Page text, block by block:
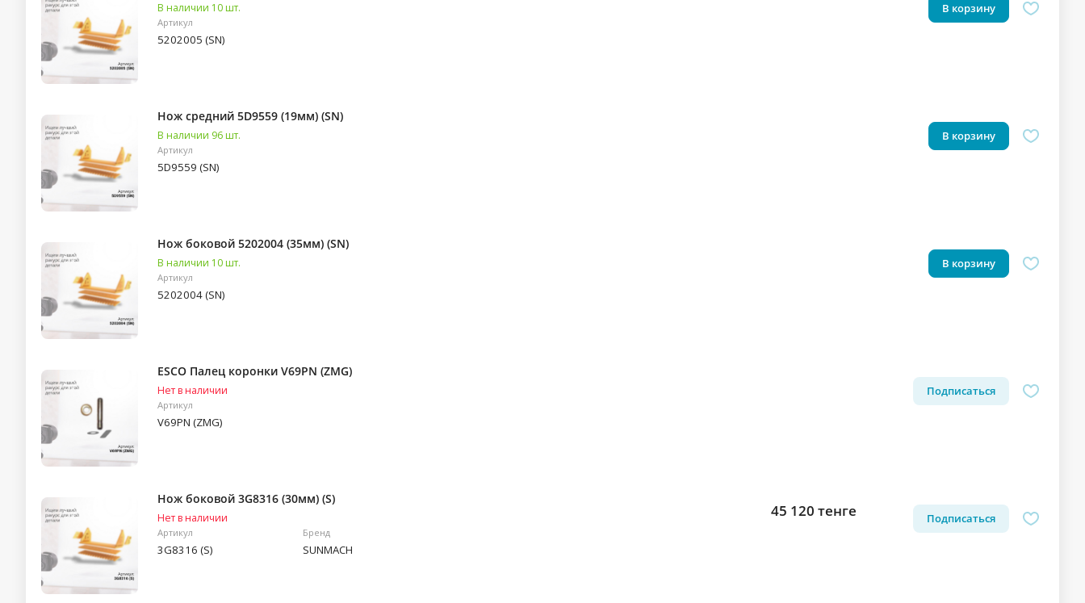
В наличии 10 шт. В корзину
Артикул
5202005 (SN)
Нож средний 5D9559 (19мм) (SN)
В наличии 96 шт. В корзину
Артикул
5D9559 (SN)
Нож боковой 5202004 (35мм) (SN)
В наличии 10 шт. В корзину
Артикул
5202004 (SN)
ESCO Палец коронки V69PN (ZMG)
Нет в наличии Подписаться
Артикул
V69PN (ZMG)
Нож боковой 3G8316 (30мм) (S)
Нет в наличии 45 120 тенге Подписаться
Артикул
3G8316 (S)
Бренд
SUNMACH